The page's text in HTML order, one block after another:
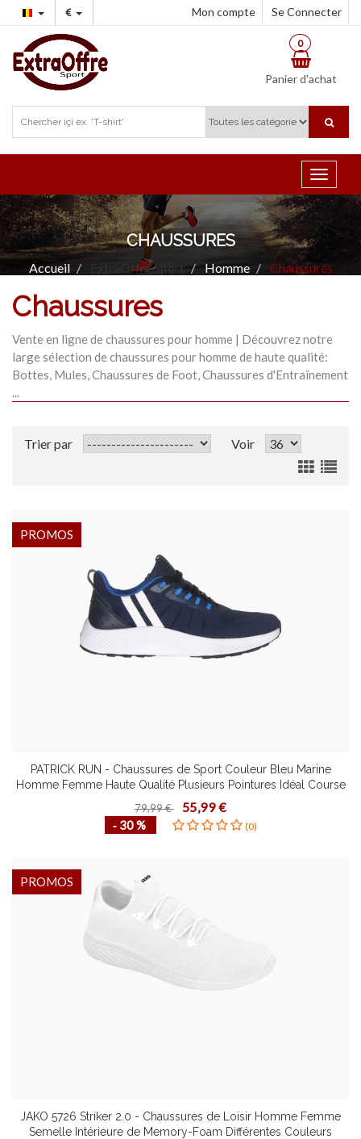
Mon compte Se Connecter
Panier d'achat
0
Toggle
CHAUSSURES
Accueil ExtraOffre Sport Homme Chaussures
Chaussures
Vente en ligne de chaussures pour homme | Découvrez notre
large sélection de chaussures pour homme de haute qualité:
Bottes, Mules, Chaussures de Foot, Chaussures d'Entraînement
...
Trier par Voir
PATRICK RUN - Chaussures de Sport Couleur Bleu Marine
Homme Femme Haute Qualité Plusieurs Pointures Idéal Course
à Pied
79,99 € 55,99 €
‐ 30 % (0)
PROMOS
JAKO 5726 Striker 2.0 - Chaussures de Loisir Homme Femme
Semelle Intérieure de Memory-Foam Différentes Couleurs
PROMOS